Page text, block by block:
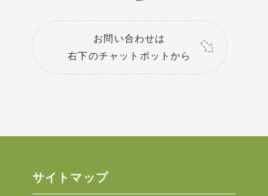
お問い合わせは
右下のチャットボットから
サイトマップ